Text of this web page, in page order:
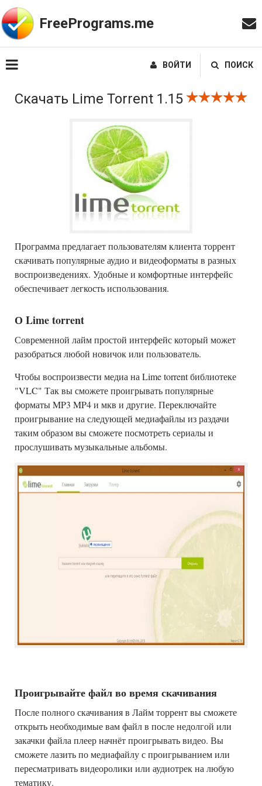
FreePrograms.me
ВОЙТИ ПОИСК
Скачать Lime Torrent 1.15
Программа предлагает пользователям клиента торрент
скачивать популярные аудио и видеоформаты в разных
воспроизведениях. Удобные и комфортные интерфейс
обеспечивает легкость использования.
О Lime torrent
Современной лайм простой интерфейс который может
разобраться любой новичок или пользователь.
Чтобы воспроизвести медиа на Lime torrent библиотеке
"VLC" Так вы сможете проигрывать популярные
форматы MP3 MP4 и мкв и другие. Переключайте
проигрывание на следующей медиафайлы из раздачи
таким образом вы сможете посмотреть сериалы и
прослушивать музыкальные альбомы.
Проигрывайте файл во время скачивания
После полного скачивания в Лайм торрент вы сможете
открыть необходимые вам файл в после недолгой или
закачки файла плеер начнёт проигрывать видео. Вы
сможете лазить по медиафайлу с проигрыванием или
пересматривать видеоролики или аудиотрек на любую
тематику.